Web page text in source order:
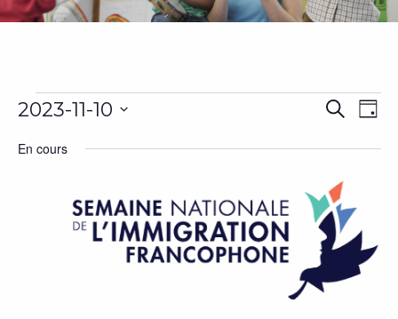
Évènements
for
10
et
de
vues
de
Jour
2023-11-10
une
En cours